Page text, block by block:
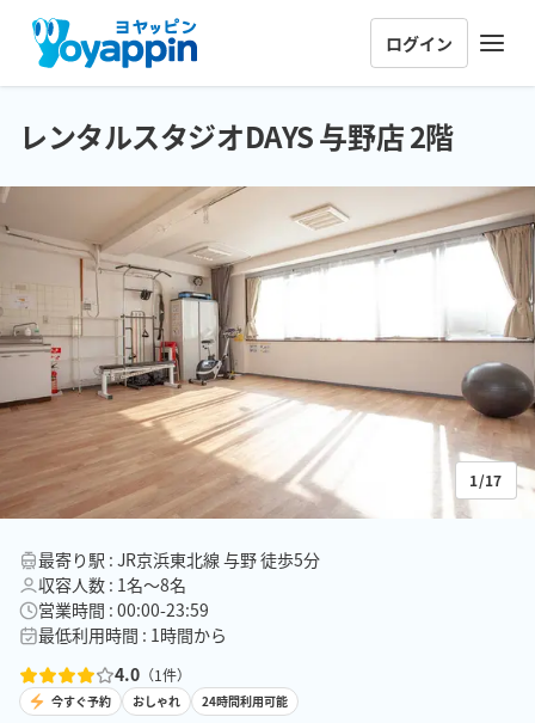
ログイン
1/17
最寄り駅 : JR京浜東北線 与野 徒歩5分
収容人数 : 1名〜8名
営業時間 : 00:00-23:59
最低利用時間 : 1時間から
4.0 （1件）
今すぐ予約 おしゃれ 24時間利用可能
レンタルスタジオDAYS 与野店 2階